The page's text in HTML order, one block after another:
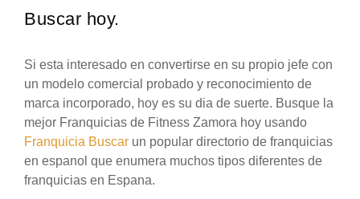
Buscar hoy.
Si esta interesado en convertirse en su propio jefe con
un modelo comercial probado y reconocimiento de
marca incorporado, hoy es su dia de suerte. Busque la
mejor Franquicias de Fitness Zamora hoy usando
Franquicia Buscar un popular directorio de franquicias
en espanol que enumera muchos tipos diferentes de
franquicias en Espana.